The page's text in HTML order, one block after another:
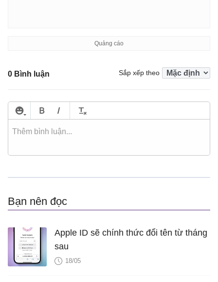
0 Bình luận Sắp xếp theo
Bạn nên đọc
Apple ID sẽ chính thức đổi tên từ tháng
sau
18/05